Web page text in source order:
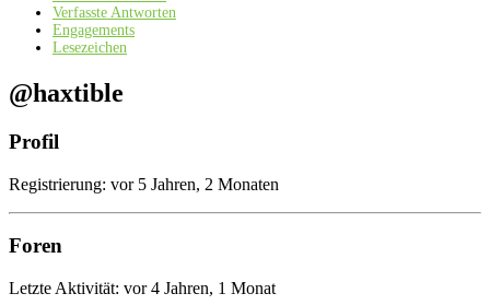
Verfasste Antworten
Engagements
Lesezeichen
@haxtible
Profil
Registrierung: vor 5 Jahren, 2 Monaten
Foren
Letzte Aktivität: vor 4 Jahren, 1 Monat